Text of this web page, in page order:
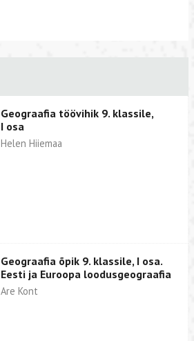
Geograafia töövihik 9. klassile,
I osa
Helen Hiiemaa
Geograafia õpik 9. klassile, I osa.
Eesti ja Euroopa loodusgeograafia
Are Kont